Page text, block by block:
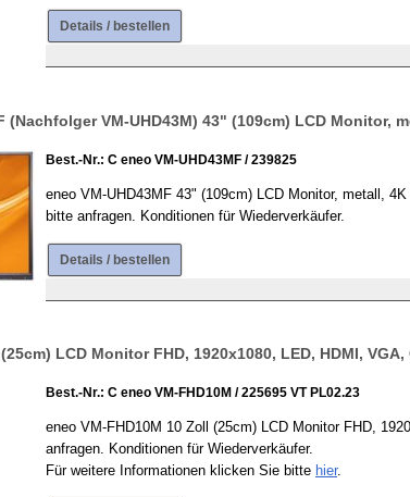
Details / bestellen
(Nachfolger VM-UHD43M) 43" (109cm) LCD Monitor,
Best.-Nr.: C eneo VM-UHD43MF / 239825
eneo VM-UHD43MF 43" (109cm) LCD Monitor, metall,
bitte anfragen. Konditionen für Wiederverkäufer.
Details / bestellen
LCD Monitor FHD, 1920x1080, LED, HDMI,
Best.-Nr.: C eneo VM-FHD10M / 225695 VT PL02.23
eneo VM-FHD10M 10 Zoll (25cm) LCD Monitor FHD,
anfragen. Konditionen für Wiederverkäufer.
Für weitere Informationen klicken Sie bitte hier.